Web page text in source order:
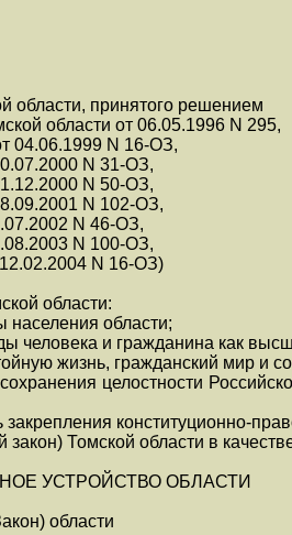
области, принятого решением
области от 06.05.1996 N 295,
04.06.1999 N 16-ОЗ,
N 31-ОЗ,
N 50-ОЗ,
N 102-ОЗ,
N 46-ОЗ,
N 100-ОЗ,
N 16-ОЗ)
области:
области;
человека и гражданина как
жизнь, гражданский мир и
целостности
конституционно-
Томской области в
УСТРОЙСТВО ОБЛАСТИ
области